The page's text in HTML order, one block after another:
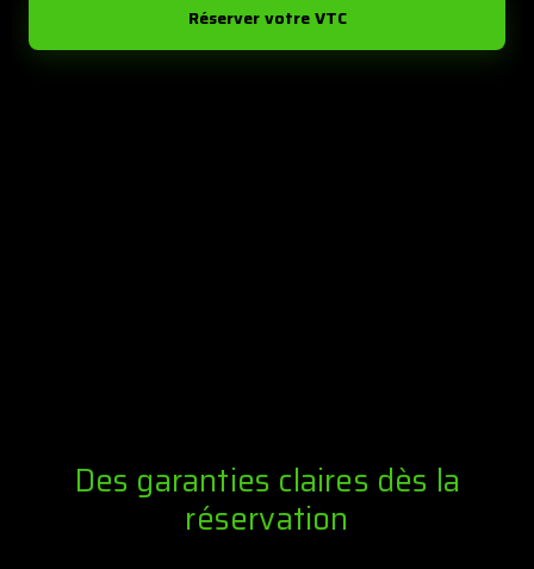
Réserver votre VTC
Des garanties claires dès la
réservation